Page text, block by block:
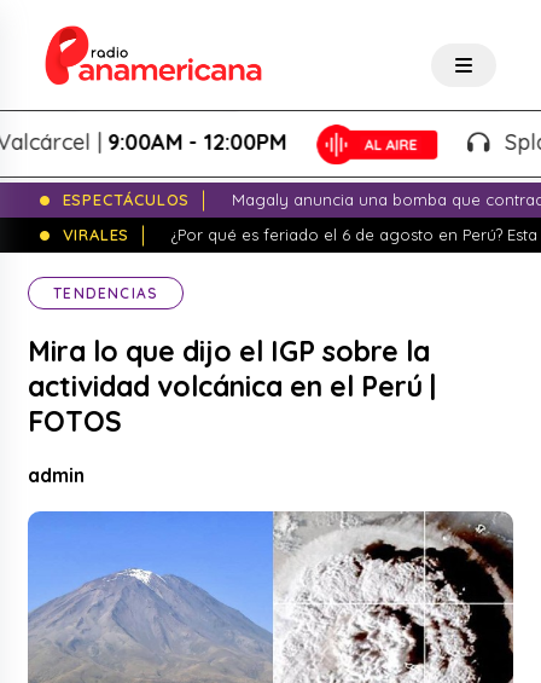
|9:00AM - 12:00PM
ESPECTÁCULOS
Magaly anuncia una bomba que
VIRALES
¿Por qué es feriado el 6 de agosto en Perú?
TENDENCIAS
Mira lo que dijo el IGP sobre la
actividad volcánica en el Perú |
FOTOS
admin